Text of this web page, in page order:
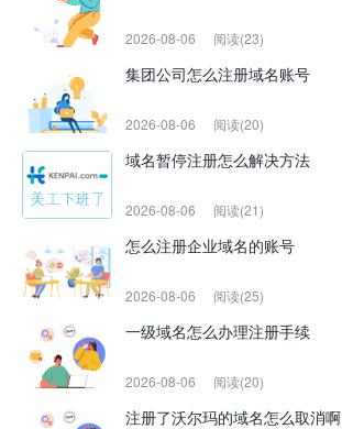
2026-08-06 阅读(23)
集团公司怎么注册域名账号
2026-08-06 阅读(20)
域名暂停注册怎么解决方法
2026-08-06 阅读(21)
怎么注册企业域名的账号
2026-08-06 阅读(25)
一级域名怎么办理注册手续
2026-08-06 阅读(20)
注册了沃尔玛的域名怎么取消啊